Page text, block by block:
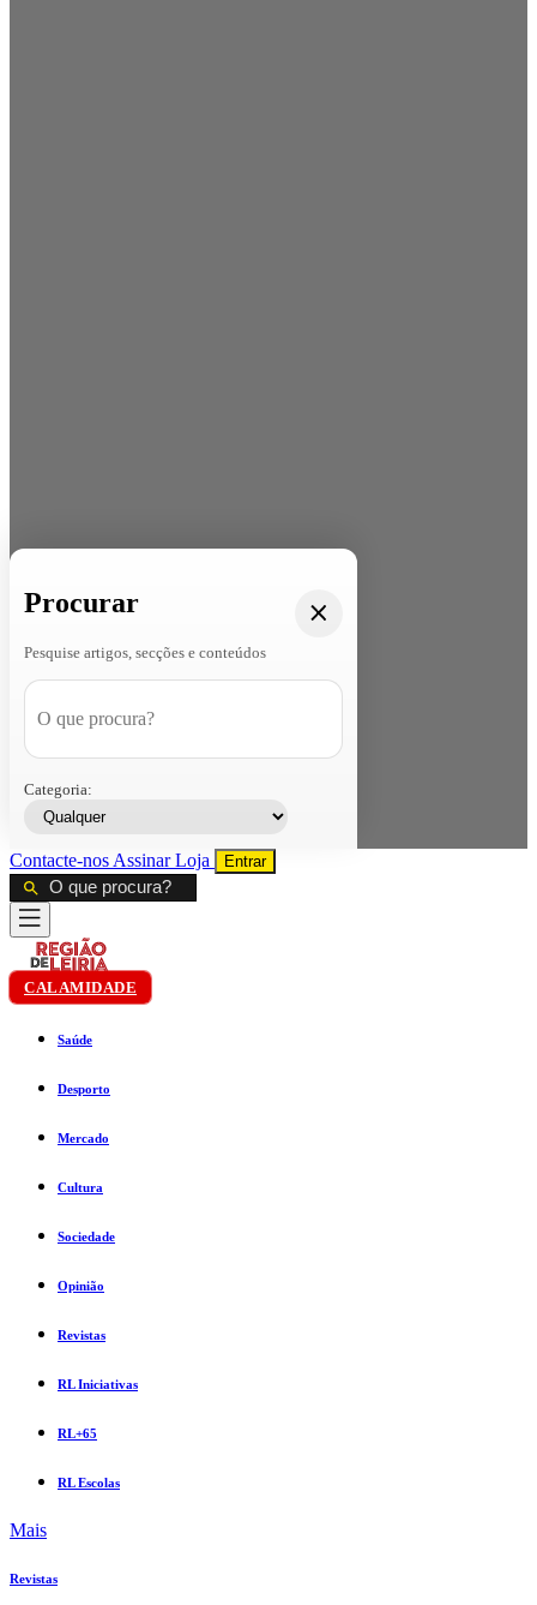
Procurar
Pesquise artigos, secções e conteúdos
Categoria:
Contacte-nos AssinarLoja Entrar
CALAMIDADE
Saúde
Desporto
Mercado
Cultura
Sociedade
Opinião
Revistas
RL Iniciativas
RL+65
RL Escolas
Mais
Revistas